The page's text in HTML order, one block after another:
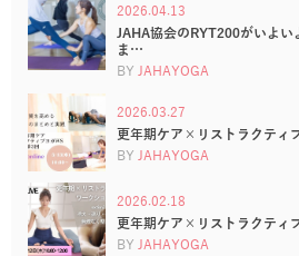
2026.04.13
JAHA協会のRYT200がいよ
ま…
BY JAHAYOGA
2026.03.27
更年期ケア×リストラクティ
BY JAHAYOGA
2026.02.18
更年期ケア×リストラクティ
BY JAHAYOGA